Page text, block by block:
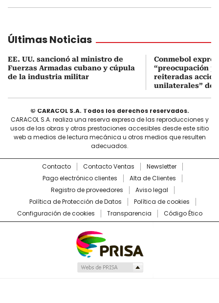
Últimas Noticias
EE. UU. sancionó al ministro de
Fuerzas Armadas cubano y cúpula
de la industria militar
Conmebol
“preocupación
reiteradas
unilaterales” de
© CARACOL S.A. Todos los derechos reservados.
CARACOL S.A. realiza una reserva expresa de las reproducciones y
usos de las obras y otras prestaciones accesibles desde este sitio
web a medios de lectura mecánica u otros medios que resulten
adecuados.
Contacto Contacto Ventas
Newsletter
Pago electrónico clientes
Alta de Clientes
Registro de proveedores
Aviso legal
Política de Protección de Datos
Política de cookies
Configuración de cookies
Transparencia Código Ético